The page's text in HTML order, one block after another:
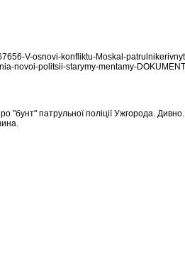
V-osnovi-konfliktu-Moskal-
novoi-politsii-starymy-mentamy-
"бунт" патрульної поліції Ужгорода.